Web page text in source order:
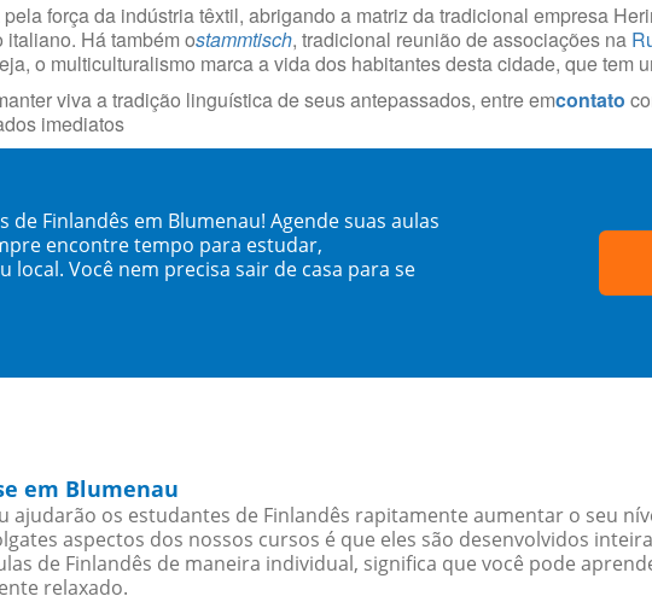
força da indústria têxtil, abrigando a matriz da tradicional empresa
Há também ostammtisch, tradicional reunião de associações na
o multiculturalismo marca a vida dos habitantes desta cidade, que tem
viva a tradição linguística de seus antepassados, entre emcontato
imediatos
de Finlandês em Blumenau! Agende suas aulas
encontre tempo para estudar,
Você nem precisa sair de casa para se
em Blumenau
ajudarão os estudantes de Finlandês rapitamente aumentar o seu
aspectos dos nossos cursos é que eles são desenvolvidos
de Finlandês de maneira individual, significa que você pode
relaxado.